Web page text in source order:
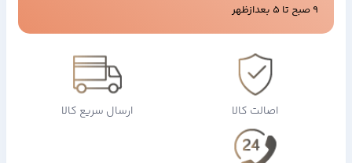
9 صبح تا 5 بعدازظهر
اصالت کالا ارسال سریع کالا